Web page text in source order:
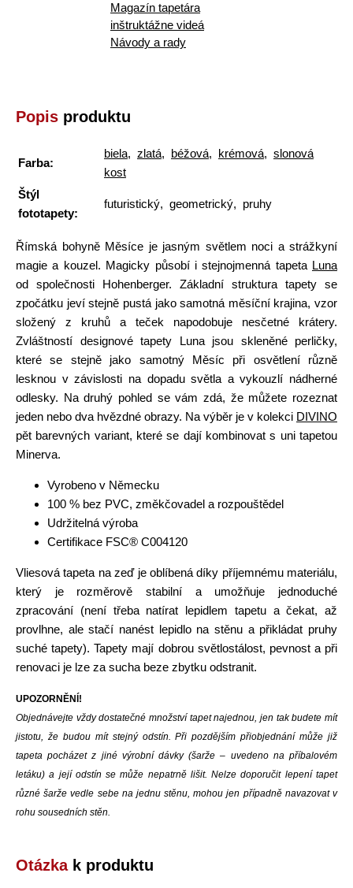
Magazín tapetára
inštruktážne videá
Návody a rady
Popis produktu
Farba:
biela, zlatá, béžová, krémová, slonová
kost
Štýl
fototapety:
futuristický, geometrický, pruhy
Římská bohyně Měsíce je jasným světlem noci a strážkyní
magie a kouzel. Magicky působí i stejnojmenná tapeta Luna
od společnosti Hohenberger. Základní struktura tapety se
zpočátku jeví stejně pustá jako samotná měsíční krajina, vzor
složený z kruhů a teček napodobuje nesčetné krátery.
Zvláštností designové tapety Luna jsou skleněné perličky,
které se stejně jako samotný Měsíc při osvětlení různě
lesknou v závislosti na dopadu světla a vykouzlí nádherné
odlesky. Na druhý pohled se vám zdá, že můžete rozeznat
jeden nebo dva hvězdné obrazy. Na výběr je v kolekci DIVINO
pět barevných variant, které se dají kombinovat s uni tapetou
Minerva.
Vyrobeno v Německu
100 % bez PVC, změkčovadel a rozpouštědel
Udržitelná výroba
Certifikace FSC® C004120
Vliesová tapeta na zeď je oblíbená díky příjemnému materiálu,
který je rozměrově stabilní a umožňuje jednoduché
zpracování (není třeba natírat lepidlem tapetu a čekat, až
provlhne, ale stačí nanést lepidlo na stěnu a přikládat pruhy
suché tapety). Tapety mají dobrou světlostálost, pevnost a při
renovaci je lze za sucha beze zbytku odstranit.
UPOZORNĚNÍ!
Objednávejte vždy dostatečné množství tapet najednou, jen tak budete mít
jistotu, že budou mít stejný odstín. Při pozdějším přiobjednání může již
tapeta pocházet z jiné výrobní dávky (šarže – uvedeno na příbalovém
letáku) a její odstín se může nepatrně lišit. Nelze doporučit lepení tapet
různé šarže vedle sebe na jednu stěnu, mohou jen případně navazovat v
rohu sousedních stěn.
Otázkak produktu